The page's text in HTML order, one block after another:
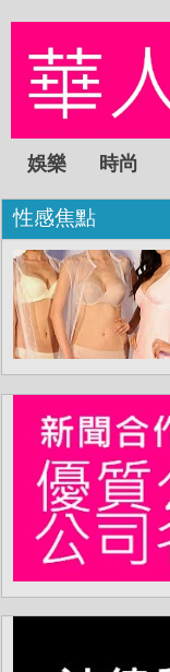
娛樂 時尚
性感焦點